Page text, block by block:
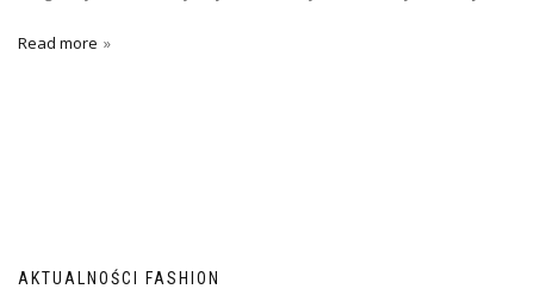
Read more
AKTUALNOŚCI FASHION